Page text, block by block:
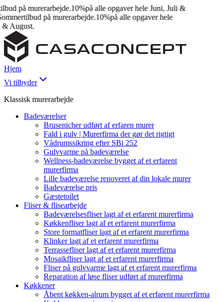
på murerarbejde.10%på alle opgaver hele Juni, Juli &
på murerarbejde.10%på alle opgaver hele
August.
Hjem
Vi tilbyder
Klassisk murerarbejde
Badeværelser
Brusenicher udført af erfaren murer
Fald i gulv | Murerfirma der gør det rigtigt
Vådrumssikring efter SBi 252
Gulvvarme på badeværelse
Wellness-badeværelse bygget af et erfarent
murerfirma
Lille badeværelse renoveret af din lokale murer
Badeværelse pris
Gæstetoilet
Fliser & flisearbejde
Badeværelsesfliser lagt af et erfarent murerfirma
Køkkenfliser lagt af et erfarent murerfirma
Store formatfliser lagt af et erfarent murerfirma
Klinker lagt af et erfarent murerfirma
Terrassefliser lagt af et erfarent murerfirma
Mosaikfliser lagt af et erfarent murerfirma
Fliser på gulvvarme lagt af et erfarent murerfirma
Reparation af løse fliser udført af murerfirma
Køkkener
Åbent køkken-alrum bygget af et erfarent murerfirma